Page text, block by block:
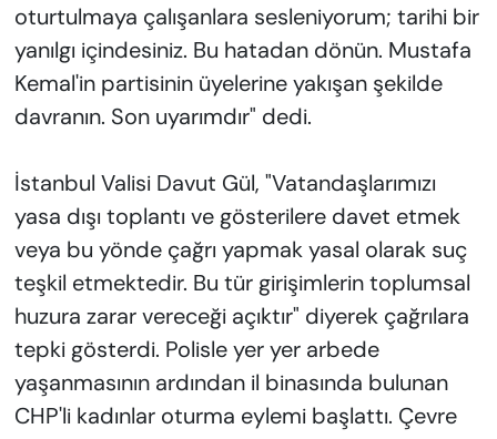
oturtulmaya çalışanlara sesleniyorum; tarihi bir
yanılgı içindesiniz. Bu hatadan dönün. Mustafa
Kemal'in partisinin üyelerine yakışan şekilde
davranın. Son uyarımdır" dedi.
İstanbul Valisi Davut Gül, "Vatandaşlarımızı
yasa dışı toplantı ve gösterilere davet etmek
veya bu yönde çağrı yapmak yasal olarak suç
teşkil etmektedir. Bu tür girişimlerin toplumsal
huzura zarar vereceği açıktır" diyerek çağrılara
tepki gösterdi. Polisle yer yer arbede
yaşanmasının ardından il binasında bulunan
CHP'li kadınlar oturma eylemi başlattı. Çevre